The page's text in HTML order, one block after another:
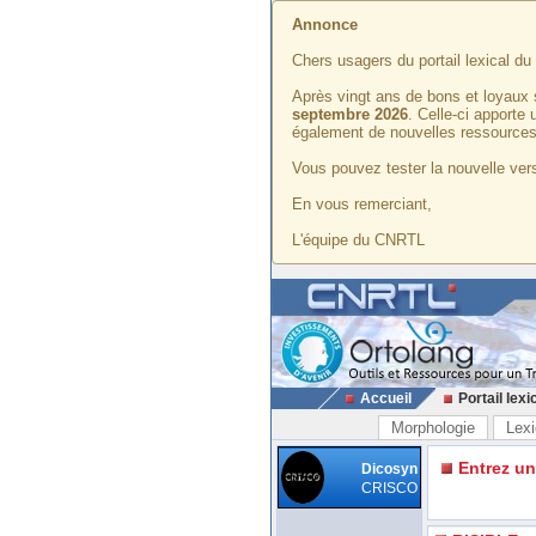
Annonce
Chers usagers du portail lexical du
Après vingt ans de bons et
septembre 2026. Celle-ci apporte
également de nouvelles
Vous pouvez tester la nouvelle
En vous remerciant,
L'équipe du CNRTL
Accueil Portail
Morphologie
Dicosyn
CRISCO
Entrez